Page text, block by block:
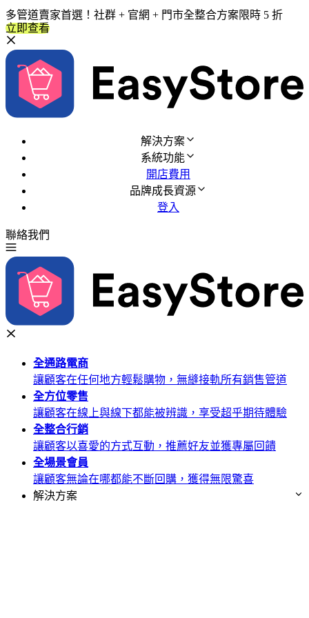
多管道賣家首選！社群 + 官網 + 門市全整合方案限時 5 折
立即查看
解決方案
系統功能
開店費用
品牌成長資源
登入
聯絡我們
全通路電商
讓顧客在任何地方輕鬆購物，無縫接軌所有銷售管道
全方位零售
讓顧客在線上與線下都能被辨識，享受超乎期待體驗
全整合行銷
讓顧客以喜愛的方式互動，推薦好友並獲專屬回饋
全場景會員
讓顧客無論在哪都能不斷回購，獲得無限驚喜
解決方案